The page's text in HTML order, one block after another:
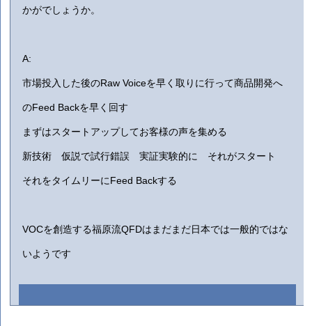
かがでしょうか。
A:
市場投入した後のRaw Voiceを早く取りに行って商品開発へ
のFeed Backを早く回す
まずはスタートアップしてお客様の声を集める
新技術 仮説で試行錯誤 実証実験的に それがスタート
それをタイムリーにFeed Backする
VOCを創造する福原流QFDはまだまだ日本では一般的ではな
いようです